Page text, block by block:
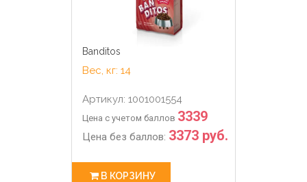
Banditos
Вес, кг: 14
Артикул: 1001001554
Цена с учетом баллов 3339
Цена без баллов: 3373 руб.
В КОРЗИНУ